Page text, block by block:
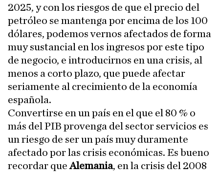
2025, y con los riesgos de que el precio del
petróleo se mantenga por encima de los 100
dólares, podemos vernos afectados de forma
muy sustancial en los ingresos por este tipo
de negocio, e introducirnos en una crisis, al
menos a corto plazo, que puede afectar
seriamente al crecimiento de la economía
española.
Convertirse en un país en el que el 80 % o
más del PIB provenga del sector servicios es
un riesgo de ser un país muy duramente
afectado por las crisis económicas. Es bueno
recordar queAlemania, en la crisis del 2008